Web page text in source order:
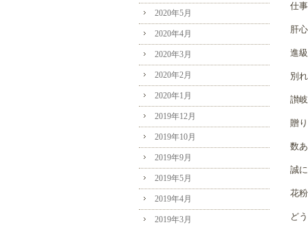
仕
肝
進
別
讃
贈
数
誠
花
ど
2020年5月
2020年4月
2020年3月
2020年2月
2020年1月
2019年12月
2019年10月
2019年9月
2019年5月
2019年4月
2019年3月